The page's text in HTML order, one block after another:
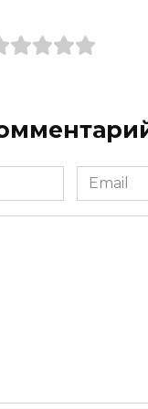
Email
*